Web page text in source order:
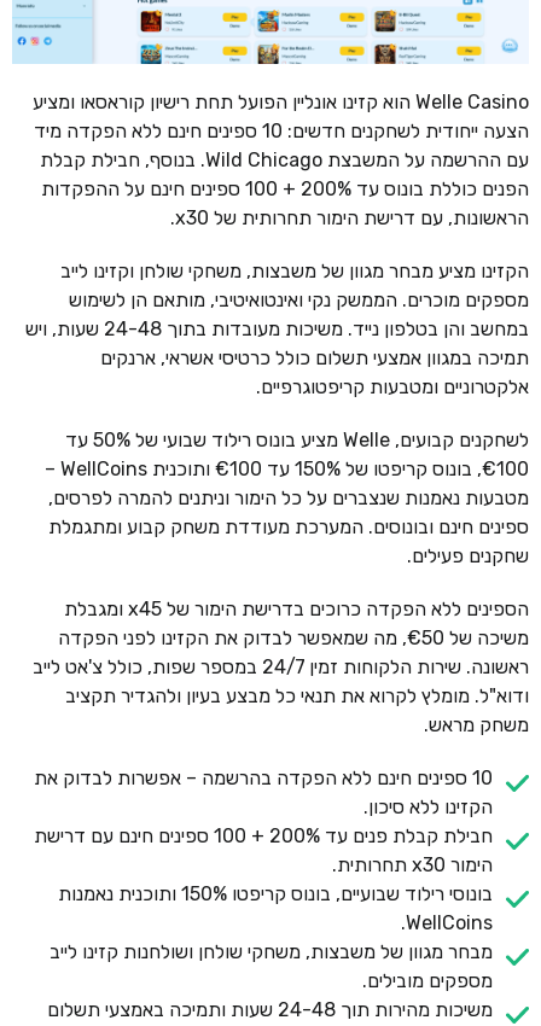
Welle Casino הוא קזינו אונליין הפועל תחת רישיון קוראסאו ומציע
הצעה ייחודית לשחקנים חדשים: 10 ספינים חינם ללא הפקדה מיד
עם ההרשמה על המשבצת Wild Chicago. בנוסף, חבילת קבלת
הפנים כוללת בונוס עד 200% + 100 ספינים חינם על ההפקדות
הראשונות, עם דרישת הימור תחרותית של x30.
הקזינו מציע מבחר מגוון של משבצות, משחקי שולחן וקזינו לייב
מספקים מוכרים. הממשק נקי ואינטואיטיבי, מותאם הן לשימוש
במחשב והן בטלפון נייד. משיכות מעובדות בתוך 24-48 שעות, ויש
תמיכה במגוון אמצעי תשלום כולל כרטיסי אשראי, ארנקים
אלקטרוניים ומטבעות קריפטוגרפיים.
לשחקנים קבועים, Welle מציע בונוס רילוד שבועי של 50% עד
€100, בונוס קריפטו של 150% עד €100 ותוכנית WellCoins –
מטבעות נאמנות שנצברים על כל הימור וניתנים להמרה לפרסים,
ספינים חינם ובונוסים. המערכת מעודדת משחק קבוע ומתגמלת
שחקנים פעילים.
הספינים ללא הפקדה כרוכים בדרישת הימור של x45 ומגבלת
משיכה של €50, מה שמאפשר לבדוק את הקזינו לפני הפקדה
ראשונה. שירות הלקוחות זמין 24/7 במספר שפות, כולל צ'אט לייב
ודוא"ל. מומלץ לקרוא את תנאי כל מבצע בעיון ולהגדיר תקציב
משחק מראש.
10 ספינים חינם ללא הפקדה בהרשמה – אפשרות לבדוק את
הקזינו ללא סיכון.
חבילת קבלת פנים עד 200% + 100 ספינים חינם עם דרישת
הימור x30 תחרותית.
בונוסי רילוד שבועיים, בונוס קריפטו 150% ותוכנית נאמנות
WellCoins.
מבחר מגוון של משבצות, משחקי שולחן ושולחנות קזינו לייב
מספקים מובילים.
משיכות מהירות תוך 24-48 שעות ותמיכה באמצעי תשלום